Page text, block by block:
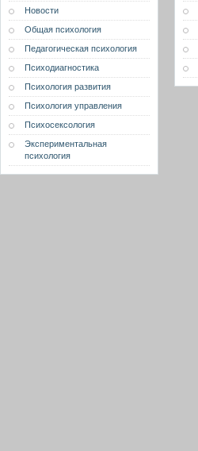
Новости
Общая психология
Педагогическая психология
Психодиагностика
Психология развития
Психология управления
Психосексология
Экспериментальная
психология